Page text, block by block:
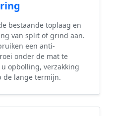
bestaande toplaag en
van split of grind aan.
een anti-
onder de mat te
opbolling, verzakking
de lange termijn.